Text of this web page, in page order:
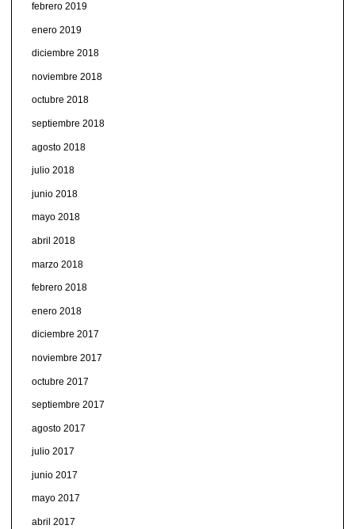
febrero 2019
enero 2019
diciembre 2018
noviembre 2018
octubre 2018
septiembre 2018
agosto 2018
julio 2018
junio 2018
mayo 2018
abril 2018
marzo 2018
febrero 2018
enero 2018
diciembre 2017
noviembre 2017
octubre 2017
septiembre 2017
agosto 2017
julio 2017
junio 2017
mayo 2017
abril 2017